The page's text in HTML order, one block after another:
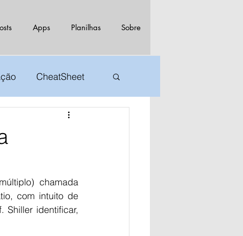
Apps Planilhas Sobre
CheatSheet
chamada
com intuito de
Shiller identificar,